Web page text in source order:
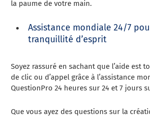
la paume de votre main.
Assistance mondiale 24/7
tranquillité d’esprit
Soyez rassuré en sachant que l’aide est
de clic ou d’appel grâce à l’assistance
QuestionPro 24 heures sur 24 et 7 jours
Que vous ayez des questions sur la